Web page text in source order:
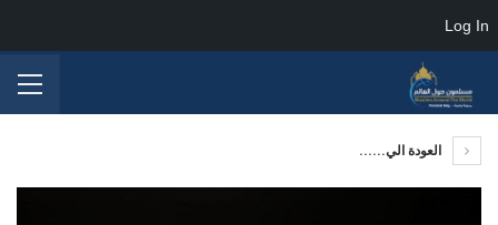
العودة الي......
Log In